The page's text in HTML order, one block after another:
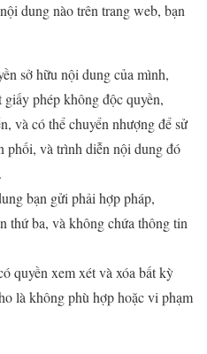
dung nào trên trang web, bạn
sở hữu nội dung của mình,
phép không độc quyền,
và có thể chuyển nhượng để sử
phối, và trình diễn nội dung đó
bạn gửi phải hợp pháp,
thứ ba, và không chứa thông tin
quyền xem xét và xóa bất kỳ
là không phù hợp hoặc vi phạm